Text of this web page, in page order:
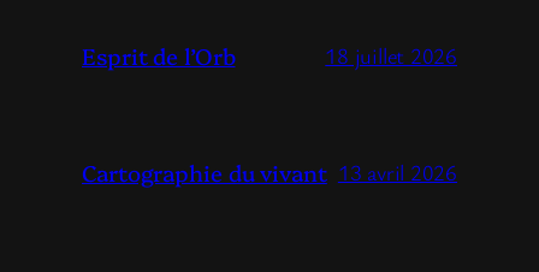
Esprit de l’Orb 18 juillet 2026
Cartographie du vivant 13 avril 2026